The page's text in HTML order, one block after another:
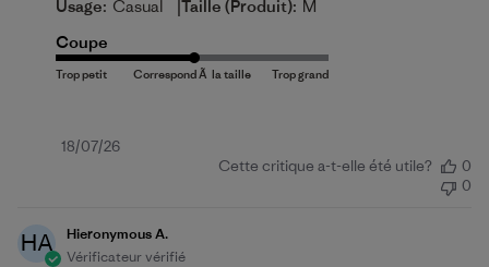
Usage: Casual |Taille (produit): M
Coupe
Date
18/07/26
Cette critique a-t-elle été utile?
0
0
HA
Hieronymous A.
Vérificateur vérifié